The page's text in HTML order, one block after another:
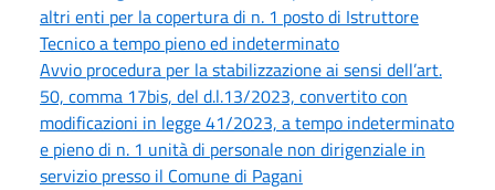
altri enti per la copertura di n. 1 posto di Istruttore
Tecnico a tempo pieno ed indeterminato
Avvio procedura per la stabilizzazione ai sensi dell’art.
50, comma 17bis, del d.l.13/2023, convertito con
modificazioni in legge 41/2023, a tempo indeterminato
e pieno di n. 1 unità di personale non dirigenziale in
servizio presso il Comune di Pagani